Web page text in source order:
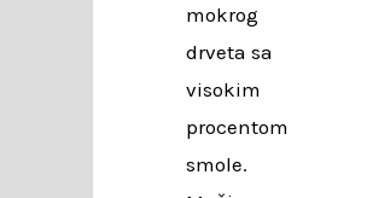
mokrog
drveta sa
visokim
procentom
smole.